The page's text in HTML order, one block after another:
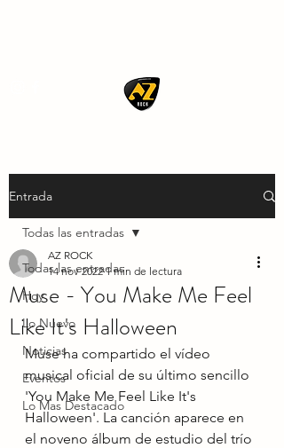
Entrada
Todas las entradas
Hoy
Lo Nuevo
Noticias
Eventos
Lo Mas Destacado
Todas las entradas
Muse - You Make Me Feel
Like It's Halloween
AZ ROCK
14 nov 2022 1 min de lectura
Muse ha compartido el vídeo
musical oficial de su último sencillo
'You Make Me Feel Like It's
Halloween'. La canción aparece en
el noveno álbum de estudio del trío